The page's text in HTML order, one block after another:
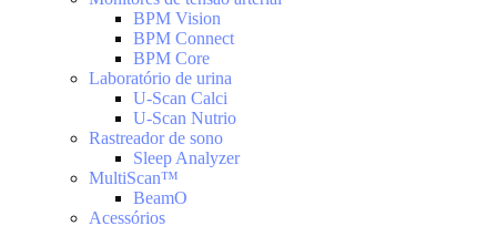
BPM Vision
BPM Connect
BPM Core
Laboratório de urina
U-Scan Calci
U-Scan Nutrio
Rastreador de sono
Sleep Analyzer
MultiScan™
BeamO
Acessórios